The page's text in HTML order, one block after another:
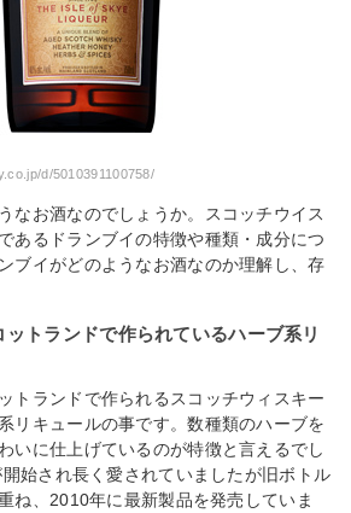
d/5010391100758/
なお酒なのでしょうか。スコッチウイス
あるドランブイの特徴や種類・成分につ
ブイがどのようなお酒なのか理解し、存
ットランドで作られているハーブ系リ
トランドで作られるスコッチウィスキー
リキュールの事です。数種類のハーブを
いに仕上げているのが特徴と言えるでし
始され長く愛されていましたが旧ボトル
ね、2010年に最新製品を発売していま